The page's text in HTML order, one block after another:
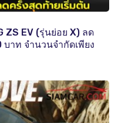
ZS EV (รุ่นย่อย X) ลด
าท จำนวนจำกัดเพียง